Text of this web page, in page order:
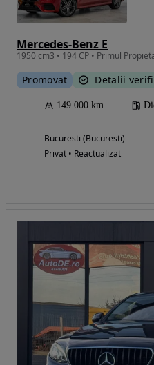
Mercedes-Benz E
1950 cm3 • 194 CP • Primul
Promovat Detalii
149 000 km
Bucuresti (Bucuresti)
Privat • Reactualizat